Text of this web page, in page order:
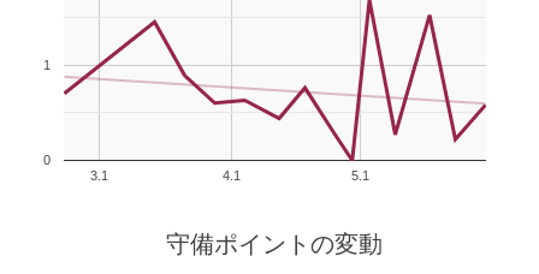
3.1 4.1 5.1
0
1
守備ポイントの変動